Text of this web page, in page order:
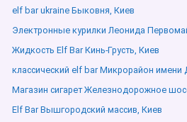
elf bar ukraine Быковня, Киев
Электронные курилки Леонида
Жидкость Elf Bar Кинь-Грусть, Киев
классический elf bar Микрорайон имени
Магазин сигарет Железнодорожное
Elf Bar Вышгородский массив, Киев